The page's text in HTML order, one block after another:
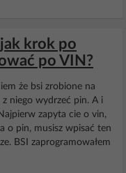
jak krok po
po VIN?
że bsi zrobione na
z niego wydrzeć pin. A i
zapyta cie o vin,
o pin, musisz wpisać ten
BSI zaprogramowałem